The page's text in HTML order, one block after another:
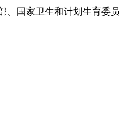
、国家卫生和计划生育